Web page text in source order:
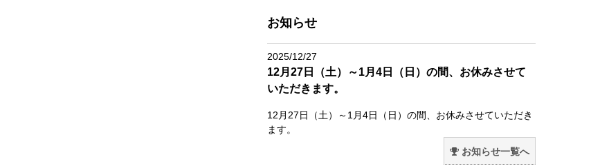
お知らせ
2025/12/27
12月27日（土）～1月4日（日）の間、お休みさせて
いただきます。
12月27日（土）～1月4日（日）の間、お休みさせていただき
ます。
お知らせ一覧へ